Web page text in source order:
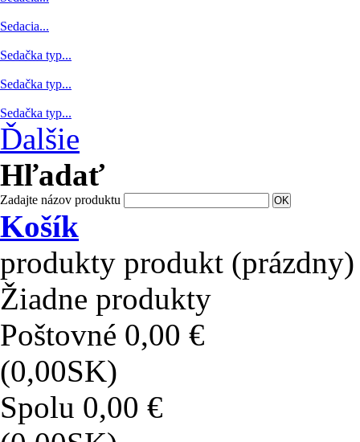
Sedacia...
Sedacia...
Sedacia...
Sedačka typ...
Sedačka typ...
Sedačka typ...
Ďalšie
Hľadať
Zadajte názov produktu
Košík
produkty produkt
Žiadne produkty
Poštovné 0,00 €
(0,00SK)